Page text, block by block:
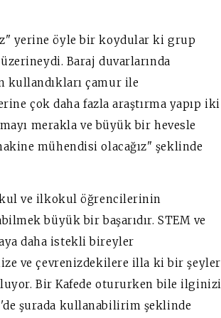
yerine öyle bir koydular ki grup
Baraj duvarlarında
kullandıkları çamur ile
çok daha fazla araştırma yapıp iki
merakla ve büyük bir hevesle
mühendisi olacağız" şeklinde
ve ilkokul öğrencilerinin
büyük bir başarıdır. STEM ve
daha istekli bireyler
ve çevrenizdekilere illa ki bir şeyler
Bir Kafede otururken bile ilginizi
şurada kullanabilirim şeklinde